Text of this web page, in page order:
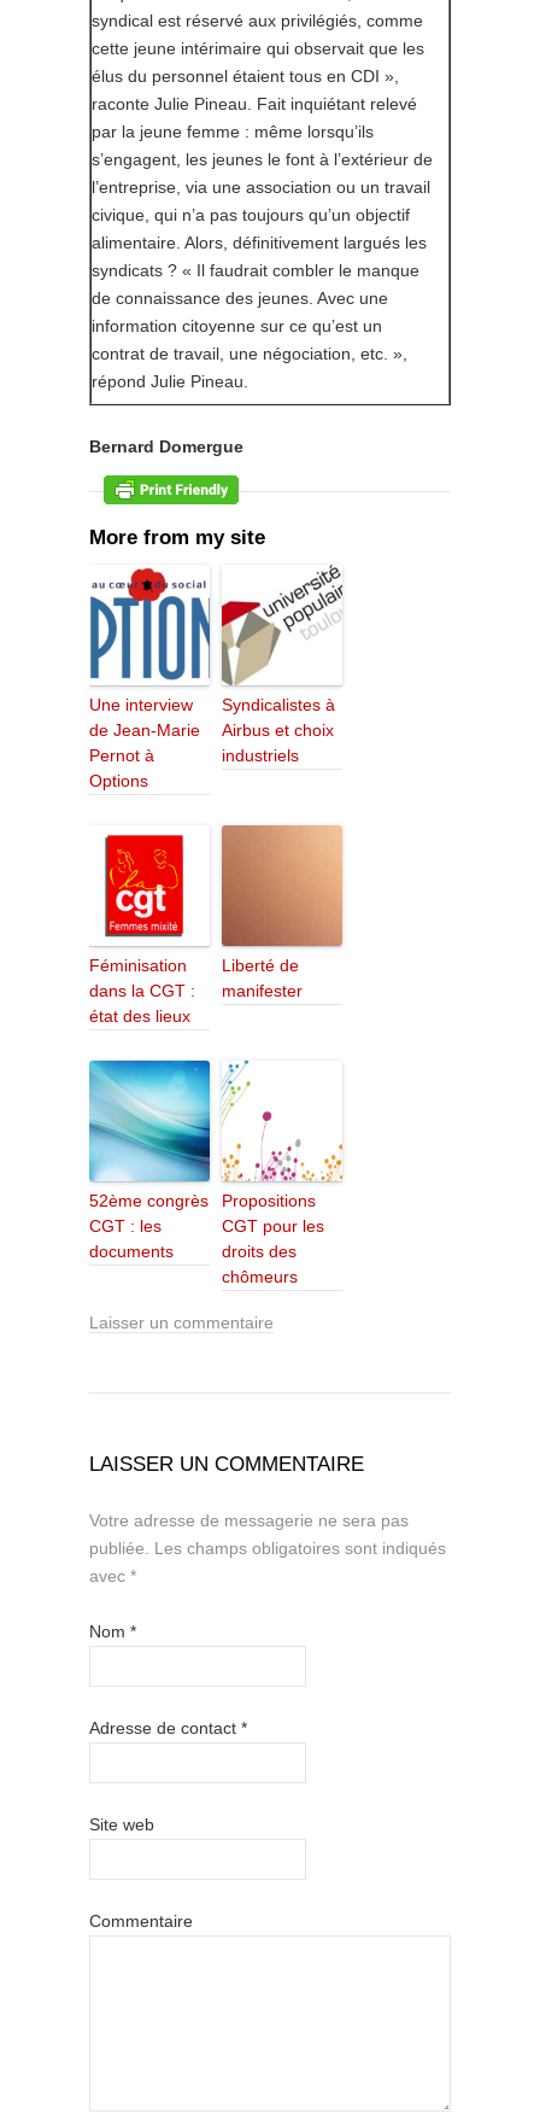
syndical est réservé aux privilégiés, comme
cette jeune intérimaire qui observait que les
élus du personnel étaient tous en CDI »,
raconte Julie Pineau. Fait inquiétant relevé
par la jeune femme : même lorsqu’ils
s’engagent, les jeunes le font à l’extérieur de
l’entreprise, via une association ou un travail
civique, qui n’a pas toujours qu’un objectif
alimentaire. Alors, définitivement largués les
syndicats ? « Il faudrait combler le manque
de connaissance des jeunes. Avec une
information citoyenne sur ce qu’est un
contrat de travail, une négociation, etc. »,
répond Julie Pineau.
Bernard Domergue
More from my site
Une interview
de Jean-Marie
Pernot à
Options
Syndicalistes à
Airbus et choix
industriels
Féminisation
dans la CGT :
état des lieux
Liberté de
manifester
52ème congrès
CGT : les
documents
Propositions
CGT pour les
droits des
chômeurs
Laisser un commentaire
LAISSER UN COMMENTAIRE
Votre adresse de messagerie ne sera pas
publiée.
Les champs obligatoires sont indiqués
avec *
Nom *
Adresse de contact *
Site web
Commentaire